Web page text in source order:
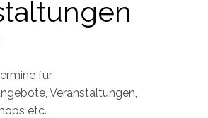
für
Veranstaltungen,
etc.